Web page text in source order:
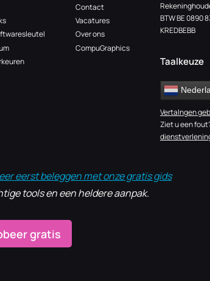
Contact
Vacatures
Over ons
CompuGraphics
BTW BE 0890
KREDBEBB
Taalkeuze
Vertalngen
Ziet u een
eerst beleggen met onze gratis gids
tools en een heldere aanpak.
gratis